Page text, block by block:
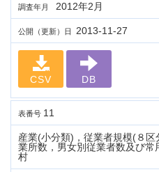
調査年月 2012年2月
公開（更新）日 2013-11-27
CSV DB
表番号 11
産業(小分類)，従業者規模(８
業所数，男女別従業者数及び
村